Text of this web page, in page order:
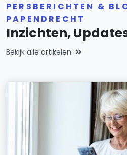
PERSBERICHTEN &
PAPENDRECHT
Inzichten,
Bekijk alle artikelen